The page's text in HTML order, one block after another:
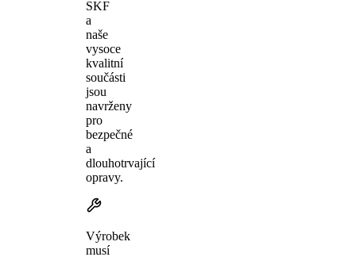
SKF
a
naše
vysoce
kvalitní
součásti
jsou
navrženy
pro
bezpečné
a
dlouhotrvající
opravy.
Výrobek
musí